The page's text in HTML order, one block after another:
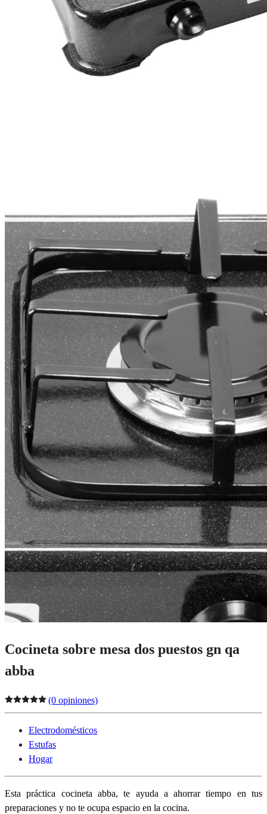
Cocineta sobre mesa dos puestos gn qa
abba
(0 opiniones)
Electrodomésticos
Estufas
Hogar
Esta práctica cocineta abba, te ayuda a ahorrar tiempo en tus
preparaciones y no te ocupa espacio en la cocina.